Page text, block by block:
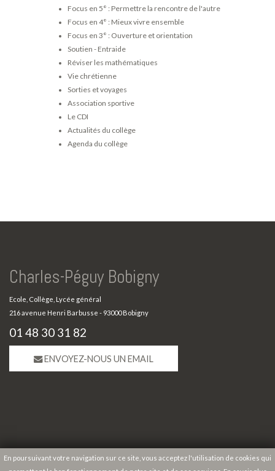
Focus en 5° : Permettre la rencontre de l'autre
Focus en 4° : Mieux vivre ensemble
Focus en 3° : Ouverture et orientation
Soutien - Entraide
Réviser les mathématiques
Vie chrétienne
Sorties et voyages
Association sportive
Le CDI
Actualités du collège
Agenda du collège
Charles-Péguy Bobigny
Ecole, Collège, Lycée général
216 avenue Henri Barbusse - 93000 Bobigny
01 48 30 31 82
ENVOYEZ-NOUS UN EMAIL
En poursuivant votre navigation sur ce site, vous acceptez l'utilisation de cookies qui